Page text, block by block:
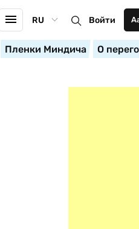
RU Войти
Пленки Миндича О